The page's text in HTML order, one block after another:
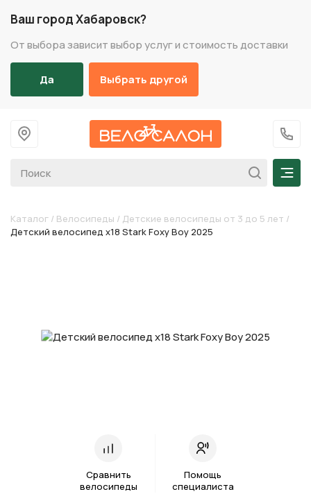
Ваш город Хабаровск?
От выбора зависит выбор услуг и стоимость доставки
Да Выбрать другой
На главную
+7
Каталог / Велосипеды / Детские велосипеды от 3 до 5 лет /
Детский велосипед х18 Stark Foxy Boy 2025
Сравнить
велосипеды
Помощь
специалиста